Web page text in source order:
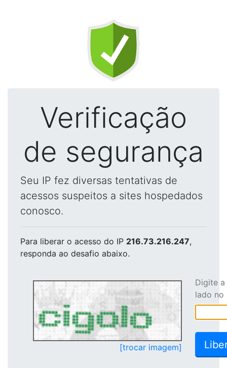
Verificação
de segurança
Seu IP fez diversas tentativas de
acessos suspeitos a sites hospedados
conosco.
Para liberar o acesso do IP 216.73.216.247,
responda ao desafio abaixo.
[trocar imagem]
Digite
lado no